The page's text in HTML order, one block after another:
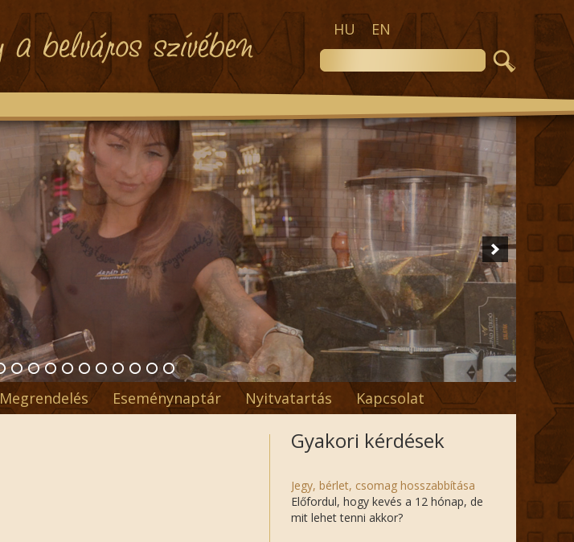
HU EN
Megrendelés Eseménynaptár Nyitvatartás Kapcsolat
Gyakori kérdések
Jegy, bérlet, csomag hosszabbítása
Előfordul, hogy kevés a 12 hónap, de
mit lehet tenni akkor?